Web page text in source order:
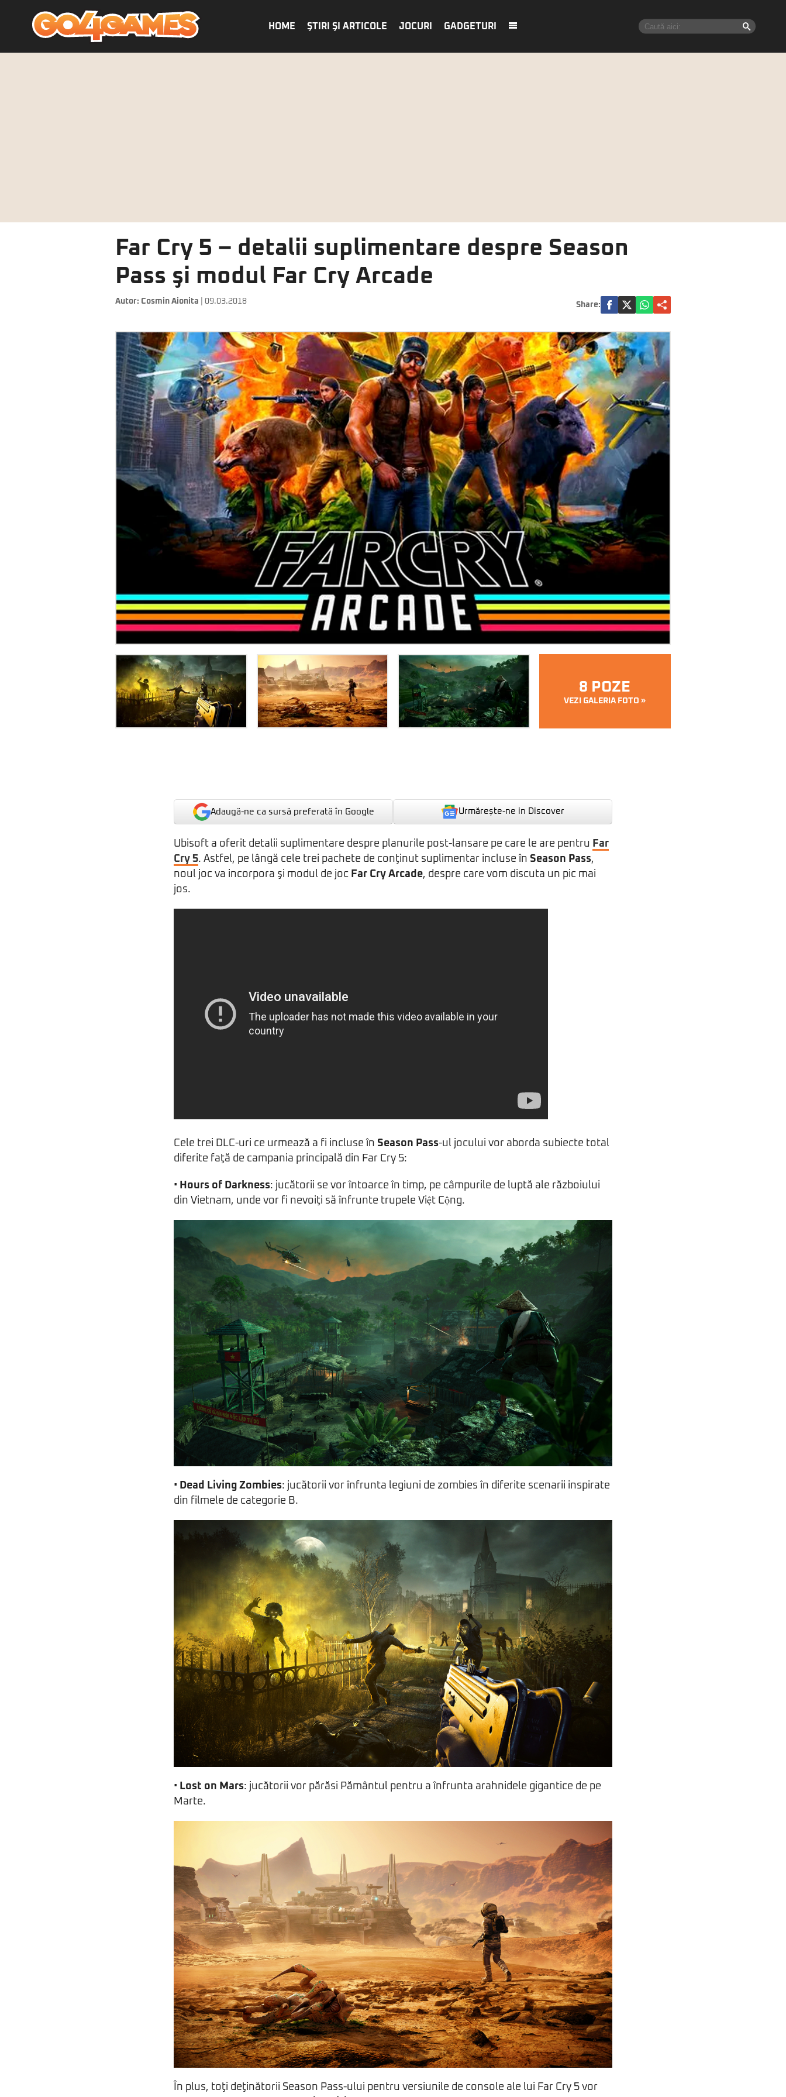
HOME ŞTIRI ŞI ARTICOLE JOCURI GADGETURI
Far Cry 5 – detalii suplimentare despre Season
Pass şi modul Far Cry Arcade
Autor: Cosmin Aionita | 09.03.2018 Share:
8 POZE
VEZI GALERIA FOTO »
Adaugă-ne ca sursă preferată în Google Urmărește-ne in Discover
Ubisoft a oferit detalii suplimentare despre planurile post-lansare pe care le are pentru Far
Cry 5. Astfel, pe lângă cele trei pachete de conţinut suplimentar incluse în Season Pass,
noul joc va incorpora şi modul de joc Far Cry Arcade, despre care vom discuta un pic mai
jos.
Cele trei DLC-uri ce urmează a fi incluse în Season Pass-ul jocului vor aborda subiecte total
diferite faţă de campania principală din Far Cry 5:
• Hours of Darkness: jucătorii se vor întoarce în timp, pe câmpurile de luptă ale războiului
din Vietnam, unde vor fi nevoiţi să înfrunte trupele Việt Cộng.
• Dead Living Zombies: jucătorii vor înfrunta legiuni de zombies în diferite scenarii inspirate
din filmele de categorie B.
• Lost on Mars: jucătorii vor părăsi Pământul pentru a înfrunta arahnidele gigantice de pe
Marte.
În plus, toţi deţinătorii Season Pass-ului pentru versiunile de console ale lui Far Cry 5 vor